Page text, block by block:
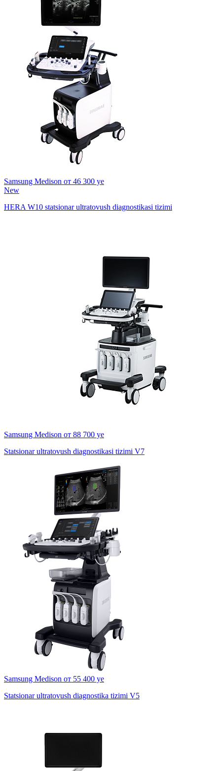
Samsung Medison от 46 300 ye
New
HERA W10 statsionar ultratovush diagnostikasi tizimi
Samsung Medison от 88 700 ye
Statsionar ultratovush diagnostikasi tizimi V7
Samsung Medison от 55 400 ye
Statsionar ultratovush diagnostika tizimi V5